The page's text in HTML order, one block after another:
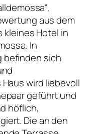
aus dem
kleines Hotel in
In
befinden sich
wird liebevoll
geführt und
höflich,
Die an den